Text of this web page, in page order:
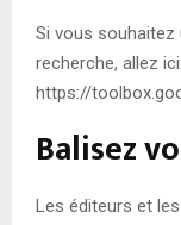
Si vous souhaitez
recherche, allez ici:
https://
Balisez
Les éditeurs et